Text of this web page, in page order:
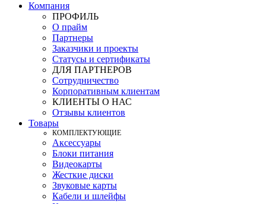
Компания
ПРОФИЛЬ
О прайм
Партнеры
Заказчики и проекты
Статусы и сертификаты
ДЛЯ ПАРТНЕРОВ
Сотрудничество
Корпоративным клиентам
КЛИЕНТЫ О НАС
Отзывы клиентов
Товары
КOМПЛЕКТУЮЩИЕ
Аксессуары
Блоки питания
Видеокарты
Жесткие диски
Звуковые карты
Кабели и шлейфы